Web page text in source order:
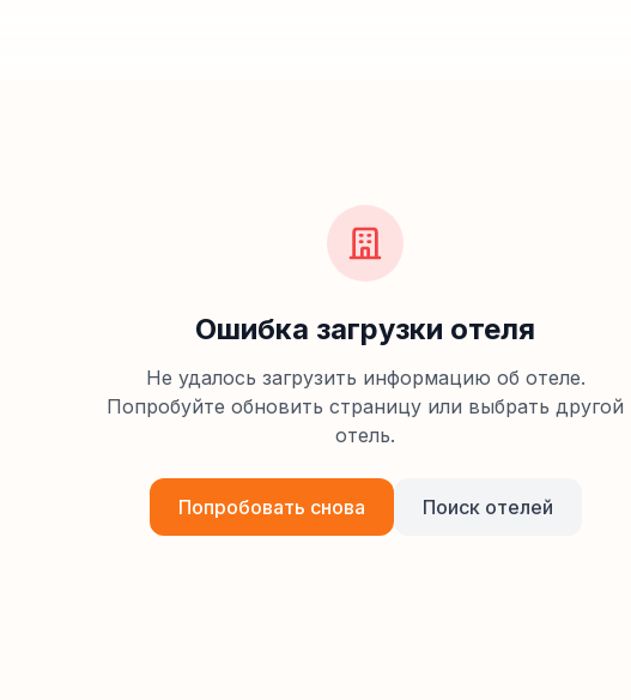
Ошибка загрузки отеля
Не удалось загрузить информацию об отеле.
Попробуйте обновить страницу или выбрать другой
отель.
Попробовать снова Поиск отелей